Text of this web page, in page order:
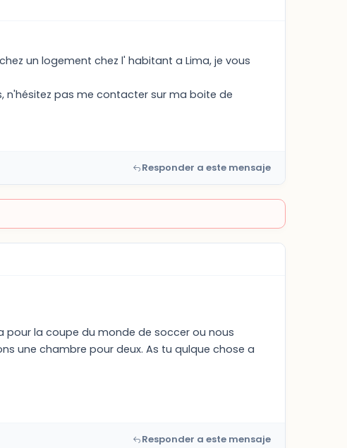
un logement chez l' habitant a Lima, je vous
n'hésitez pas me contacter sur ma boite de
Responder a este mensaje
pour la coupe du monde de soccer ou nous
une chambre pour deux. As tu qulque chose a
Responder a este mensaje